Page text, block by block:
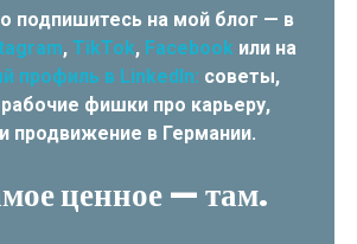
подпишитесь на мой блог — в
, TikTok, Facebookили на
профиль в LinkedIn: советы,
фишки про карьеру,
продвижение в Германии.
ценное — там.